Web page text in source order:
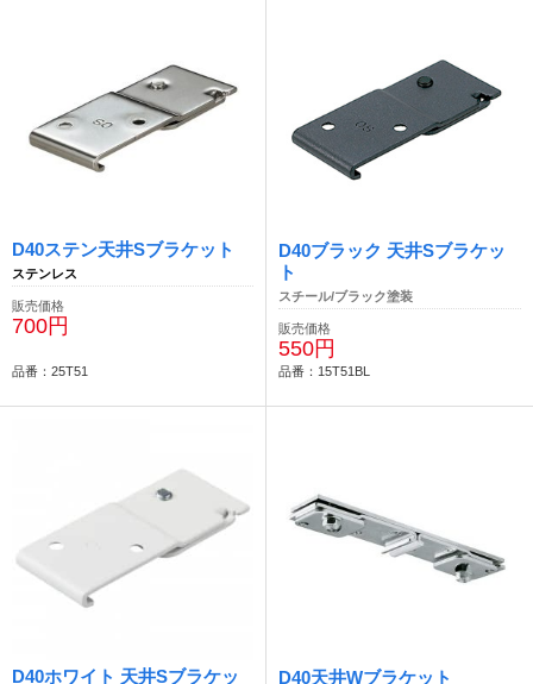
D40ステン天井Sブラケット
ステンレス
販売価格
700円
品番：25T51
D40ブラック 天井Sブラケッ
ト
スチール/ブラック塗装
販売価格
550円
品番：15T51BL
D40ホワイト 天井Sブラケッ D40天井Wブラケット